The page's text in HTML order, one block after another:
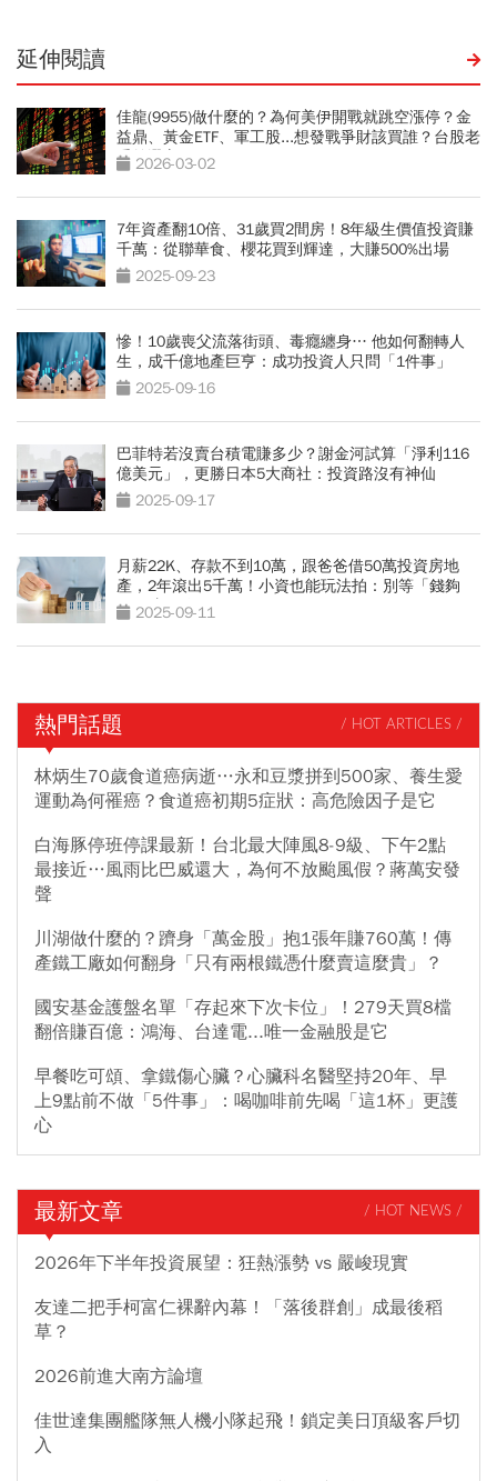
延伸閱讀
佳龍(9955)做什麼的？為何美伊開戰就跳空漲停？金
益鼎、黃金ETF、軍工股...想發戰爭財該買誰？台股老
手首選它
2026-03-02
7年資產翻10倍、31歲買2間房！8年級生價值投資賺
千萬：從聯華食、櫻花買到輝達，大賺500%出場
2025-09-23
慘！10歲喪父流落街頭、毒癮纏身… 他如何翻轉人
生，成千億地產巨亨：成功投資人只問「1件事」
2025-09-16
巴菲特若沒賣台積電賺多少？謝金河試算「淨利116
億美元」，更勝日本5大商社：投資路沒有神仙
2025-09-17
月薪22K、存款不到10萬，跟爸爸借50萬投資房地
產，2年滾出5千萬！小資也能玩法拍：別等「錢夠
了」才開始
2025-09-11
熱門話題 / HOT ARTICLES /
林炳生70歲食道癌病逝…永和豆漿拼到500家、養生愛
運動為何罹癌？食道癌初期5症狀：高危險因子是它
白海豚停班停課最新！台北最大陣風8-9級、下午2點
最接近…風雨比巴威還大，為何不放颱風假？蔣萬安發
聲
川湖做什麼的？躋身「萬金股」抱1張年賺760萬！傳
產鐵工廠如何翻身「只有兩根鐵憑什麼賣這麼貴」？
國安基金護盤名單「存起來下次卡位」！279天買8檔
翻倍賺百億：鴻海、台達電...唯一金融股是它
早餐吃可頌、拿鐵傷心臟？心臟科名醫堅持20年、早
上9點前不做「5件事」：喝咖啡前先喝「這1杯」更護
心
最新文章 / HOT NEWS /
2026年下半年投資展望：狂熱漲勢 vs 嚴峻現實
友達二把手柯富仁裸辭內幕！「落後群創」成最後稻
草？
2026前進大南方論壇
佳世達集團艦隊無人機小隊起飛！鎖定美日頂級客戶切
入